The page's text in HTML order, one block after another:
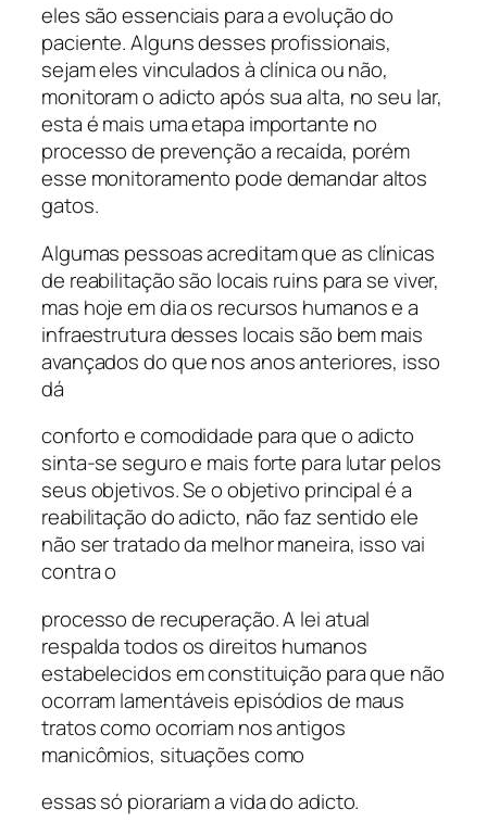
eles são essenciais para a evolução do
paciente. Alguns desses profissionais,
sejam eles vinculados à clínica ou não,
monitoram o adicto após sua alta, no seu lar,
esta é mais uma etapa importante no
processo de prevenção a recaída, porém
esse monitoramento pode demandar altos
gatos.
Algumas pessoas acreditam que as clínicas
de reabilitação são locais ruins para se viver,
mas hoje em dia os recursos humanos e a
infraestrutura desses locais são bem mais
avançados do que nos anos anteriores, isso
dá
conforto e comodidade para que o adicto
sinta-se seguro e mais forte para lutar pelos
seus objetivos. Se o objetivo principal é a
reabilitação do adicto, não faz sentido ele
não ser tratado da melhor maneira, isso vai
contra o
processo de recuperação. A lei atual
respalda todos os direitos humanos
estabelecidos em constituição para que não
ocorram lamentáveis episódios de maus
tratos como ocorriam nos antigos
manicômios, situações como
essas só piorariam a vida do adicto.